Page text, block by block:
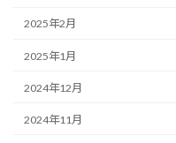
2025年2月
2025年1月
2024年12月
2024年11月